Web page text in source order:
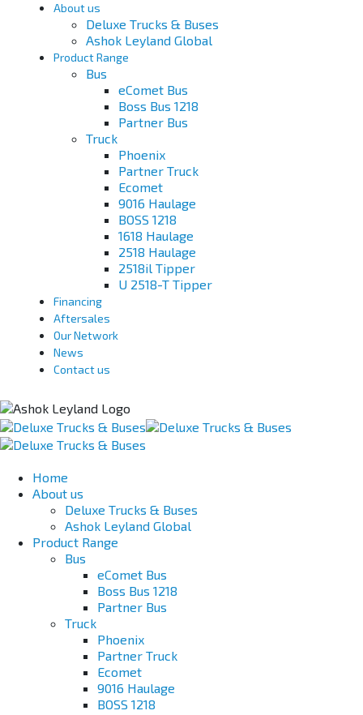
About us
Deluxe Trucks & Buses
Ashok Leyland Global
Product Range
Bus
eComet Bus
Boss Bus 1218
Partner Bus
Truck
Phoenix
Partner Truck
Ecomet
9016 Haulage
BOSS 1218
1618 Haulage
2518 Haulage
2518il Tipper
U 2518-T Tipper
Financing
Aftersales
Our Network
News
Contact us
Home
About us
Deluxe Trucks & Buses
Ashok Leyland Global
Product Range
Bus
eComet Bus
Boss Bus 1218
Partner Bus
Truck
Phoenix
Partner Truck
Ecomet
9016 Haulage
BOSS 1218